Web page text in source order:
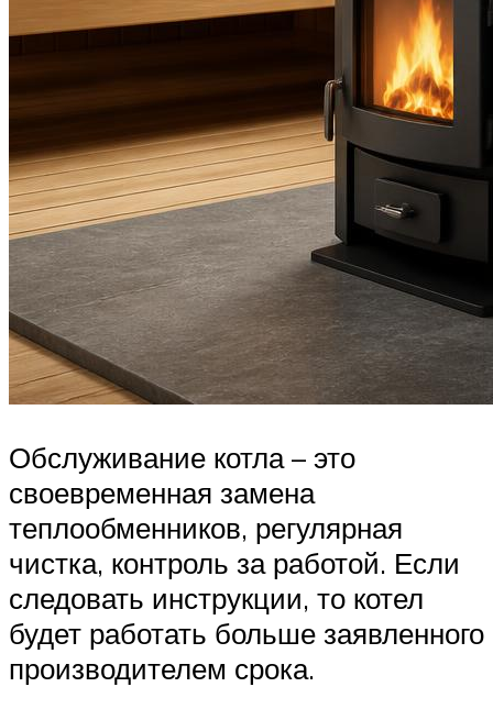
Обслуживание котла – это
своевременная замена
теплообменников, регулярная
чистка, контроль за работой. Если
следовать инструкции, то котел
будет работать больше заявленного
производителем срока.